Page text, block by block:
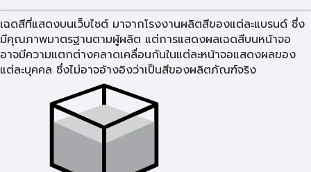
เฉดสีที่แสดงบนเว็บไซต์ มาจากโรงงานผลิตสีของแต่ละแบรนด์ ซึ่ง
มีคุณภาพมาตรฐานตามผู้ผลิต แต่การแสดงผลเฉดสีบนหน้าจอ
อาจมีความแตกต่างคลาดเคลื่อนกันในแต่ละหน้าจอแสดงผลของ
แต่ละบุคคล ซึ่งไม่อาจอ้างอิงว่าเป็นสีของผลิตภัณฑ์จริง